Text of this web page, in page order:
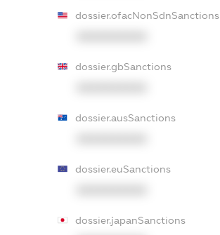
dossier.ofacNonSdnSanctions
dossier.gbSanctions
dossier.ausSanctions
dossier.euSanctions
dossier.japanSanctions